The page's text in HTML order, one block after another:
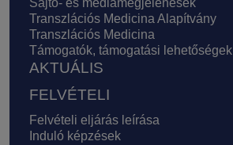
Sajtó- és médiamegjelenések
Transzlációs Medicina Alapítvány
Transzlációs Medicina
Támogatók, támogatási lehetőségek
AKTUÁLIS
FELVÉTELI
Felvételi eljárás leírása
Induló képzések